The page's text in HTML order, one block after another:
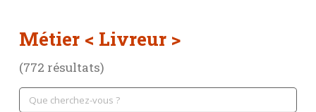
Métier < Livreur >
(772 résultats)